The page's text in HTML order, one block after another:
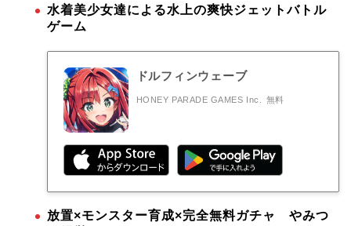
水着美少女達による水上の爽快ジェットバトル
ゲーム
ドルフィンウェーブ
HONEY PARADE GAMES Inc. 無料
放置×モンスター育成×完全無料ガチャ やみつ